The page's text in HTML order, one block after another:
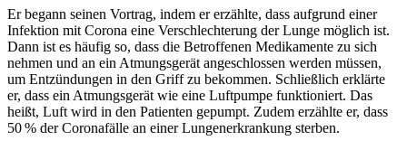
Er begann seinen Vortrag, indem er erzählte, dass aufgrund einer
Infektion mit Corona eine Verschlechterung der Lunge möglich ist.
Dann ist es häufig so, dass die Betroffenen Medikamente zu sich
nehmen und an ein Atmungsgerät angeschlossen werden müssen,
um Entzündungen in den Griff zu bekommen. Schließlich erklärte
er, dass ein Atmungsgerät wie eine Luftpumpe funktioniert. Das
heißt, Luft wird in den Patienten gepumpt. Zudem erzählte er, dass
50 % der Coronafälle an einer Lungenerkrankung sterben.